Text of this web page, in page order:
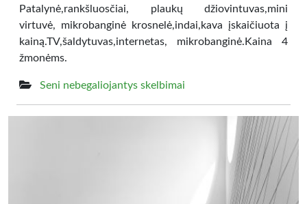
Patalynė,rankšluosčiai, plaukų džiovintuvas,mini
virtuvė, mikrobanginė krosnelė,indai,kava įskaičiuota į
kainą.TV,šaldytuvas,internetas, mikrobanginė.Kaina 4
žmonėms.
Seni nebegaliojantys skelbimai